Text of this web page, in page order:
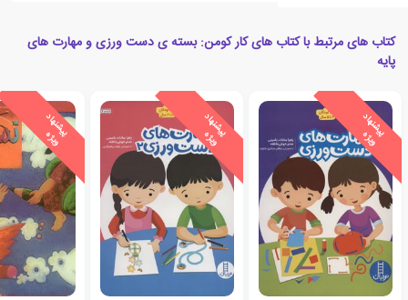
کتاب های مرتبط با کتاب های کار کومن: بسته ی دست ورزی و مهارت های
پایه
پ
ی
ش
ن
ه
ا
د
و
ی
ژ
ه پ
ی
ش
ن
ه
ا
د
و
ی
ژ
ه پ
ی
ش
ن
ه
ا
د
و
ی
ژ
ه